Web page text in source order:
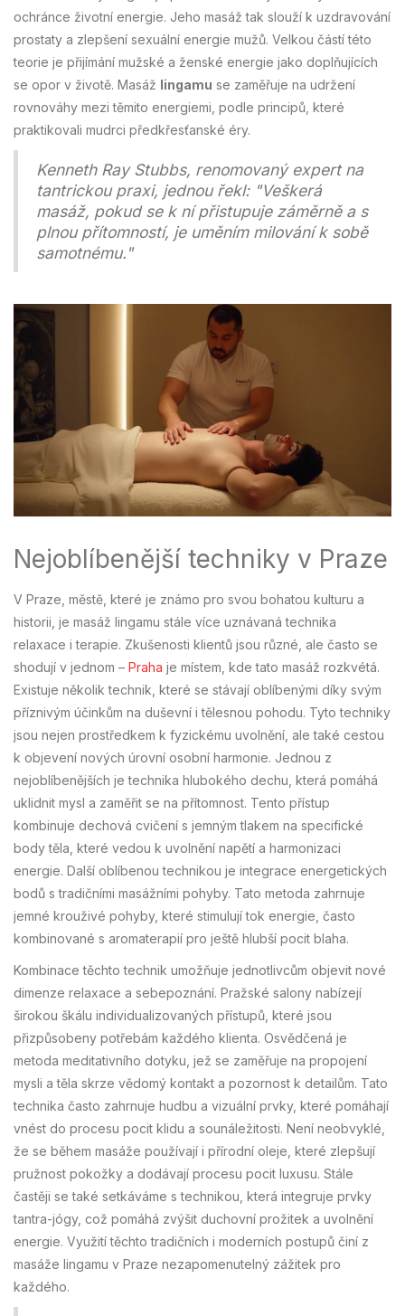
ochránce životní energie. Jeho masáž tak slouží k uzdravování
prostaty a zlepšení sexuální energie mužů. Velkou částí této
teorie je přijímání mužské a ženské energie jako doplňujících
se opor v životě. Masáž lingamu se zaměřuje na udržení
rovnováhy mezi těmito energiemi, podle principů, které
praktikovali mudrci předkřesťanské éry.
Kenneth Ray Stubbs, renomovaný expert na
tantrickou praxi, jednou řekl: "Veškerá
masáž, pokud se k ní přistupuje záměrně a s
plnou přítomností, je uměním milování k sobě
samotnému."
Nejoblíbenější techniky v Praze
V Praze, městě, které je známo pro svou bohatou kulturu a
historii, je masáž lingamu stále více uznávaná technika
relaxace i terapie. Zkušenosti klientů jsou různé, ale často se
shodují v jednom – Praha je místem, kde tato masáž rozkvétá.
Existuje několik technik, které se stávají oblíbenými díky svým
příznivým účinkům na duševní i tělesnou pohodu. Tyto techniky
jsou nejen prostředkem k fyzickému uvolnění, ale také cestou
k objevení nových úrovní osobní harmonie. Jednou z
nejoblíbenějších je technika hlubokého dechu, která pomáhá
uklidnit mysl a zaměřit se na přítomnost. Tento přístup
kombinuje dechová cvičení s jemným tlakem na specifické
body těla, které vedou k uvolnění napětí a harmonizaci
energie. Další oblíbenou technikou je integrace energetických
bodů s tradičními masážními pohyby. Tato metoda zahrnuje
jemné krouživé pohyby, které stimulují tok energie, často
kombinované s aromaterapií pro ještě hlubší pocit blaha.
Kombinace těchto technik umožňuje jednotlivcům objevit nové
dimenze relaxace a sebepoznání. Pražské salony nabízejí
širokou škálu individualizovaných přístupů, které jsou
přizpůsobeny potřebám každého klienta. Osvědčená je
metoda meditativního dotyku, jež se zaměřuje na propojení
mysli a těla skrze vědomý kontakt a pozornost k detailům. Tato
technika často zahrnuje hudbu a vizuální prvky, které pomáhají
vnést do procesu pocit klidu a sounáležitosti. Není neobvyklé,
že se během masáže používají i přírodní oleje, které zlepšují
pružnost pokožky a dodávají procesu pocit luxusu. Stále
častěji se také setkáváme s technikou, která integruje prvky
tantra-jógy, což pomáhá zvýšit duchovní prožitek a uvolnění
energie. Využití těchto tradičních i moderních postupů činí z
masáže lingamu v Praze nezapomenutelný zážitek pro
každého.